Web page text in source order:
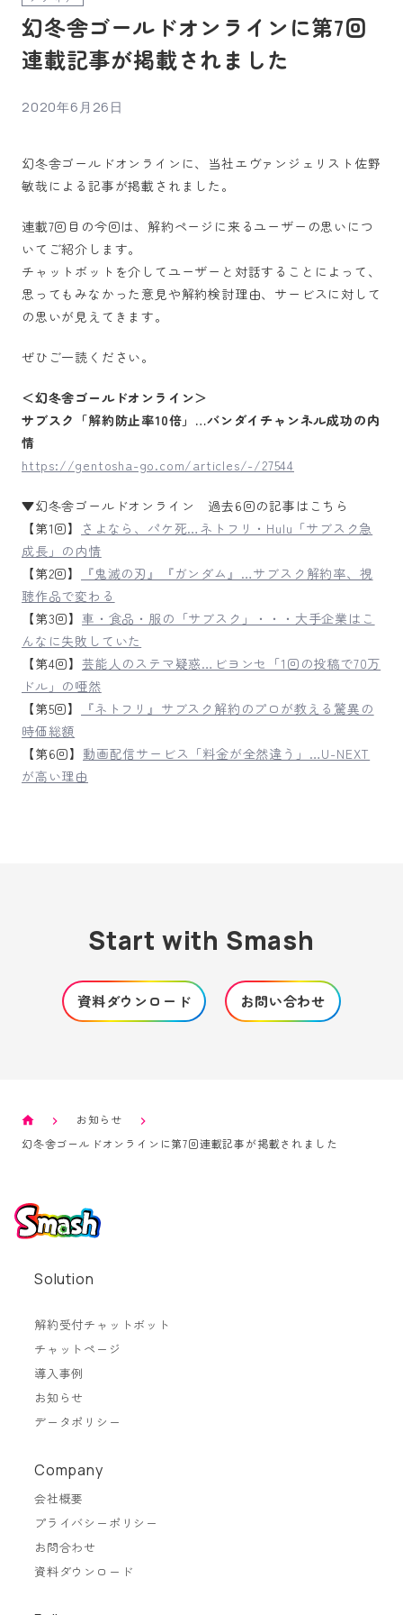
幻冬舎ゴールドオンラインに第7回
連載記事が掲載されました
2020年6月26日
幻冬舎ゴールドオンラインに、当社エヴァンジェリスト佐野
敏哉による記事が掲載されました。
連載7回目の今回は、解約ページに来るユーザーの思いにつ
いてご紹介します。
チャットボットを介してユーザーと対話することによって、
思ってもみなかった意見や解約検討理由、サービスに対して
の思いが見えてきます。
ぜひご一読ください。
＜幻冬舎ゴールドオンライン＞
サブスク「解約防止率10倍」…バンダイチャンネル成功の内
情
https://gentosha-go.com/articles/-/27544
▼幻冬舎ゴールドオンライン 過去6回の記事はこちら
【第1回】
さよなら、パケ死…ネトフリ・Hulu「サブスク急
成長」の内情
【第2回】
『鬼滅の刃』『ガンダム』…サブスク解約率、視
聴作品で変わる
【第3回】 車・食品・服の「サブスク」・・・大手企業はこ
んなに失敗していた
【第4回】 芸能人のステマ疑惑…ビヨンセ「1回の投稿で70万
ドル」の唖然
【第5回】
『ネトフリ』サブスク解約のプロが教える驚異の
時価総額
【第6回】 動画配信サービス「料金が全然違う」…U-NEXT
が高い理由
Start with Smash
資料ダウンロード お問い合わせ
お知らせ
幻冬舎ゴールドオンラインに第7回連載記事が掲載されました
Solution
解約受付チャットボット
チャットページ
導入事例
お知らせ
データポリシー
Company
会社概要
プライバシーポリシー
お問合わせ
資料ダウンロード